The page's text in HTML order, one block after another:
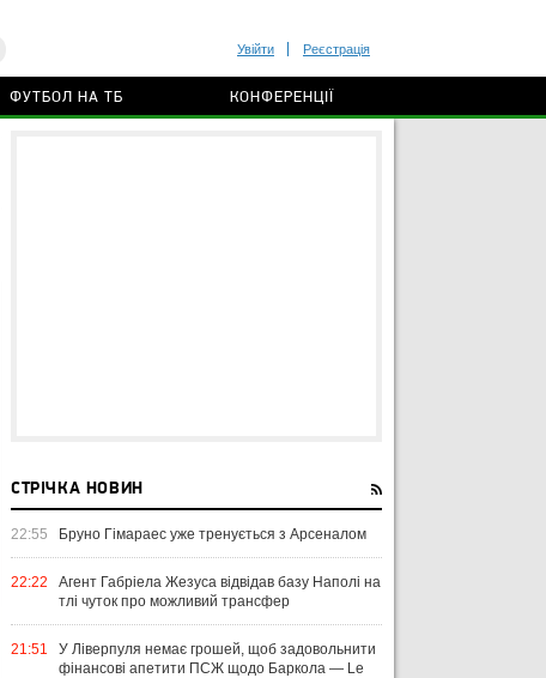
Увійти Реєстрація
ФУТБОЛ НА ТБ КОНФЕРЕНЦІЇ
СТРІЧКА НОВИН
22:55 Бруно Гімараес уже тренується з Арсеналом
22:22
Агент Габріела Жезуса відвідав базу Наполі на
тлі чуток про можливий трансфер
21:51
У Ліверпуля немає грошей, щоб задовольнити
фінансові апетити ПСЖ щодо Баркола — Le